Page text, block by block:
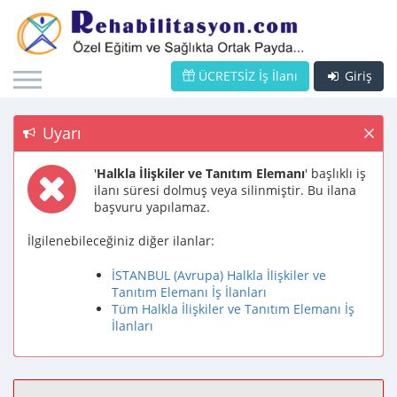
Giriş
ÜCRETSİZ İş İlanı
Uyarı
'Halkla İlişkiler ve Tanıtım Elemanı' başlıklı iş
ilanı süresi dolmuş veya silinmiştir. Bu ilana
başvuru yapılamaz.
İlgilenebileceğiniz diğer ilanlar:
İSTANBUL (Avrupa) Halkla İlişkiler ve
Tanıtım Elemanı İş İlanları
Tüm Halkla İlişkiler ve Tanıtım Elemanı İş
İlanları